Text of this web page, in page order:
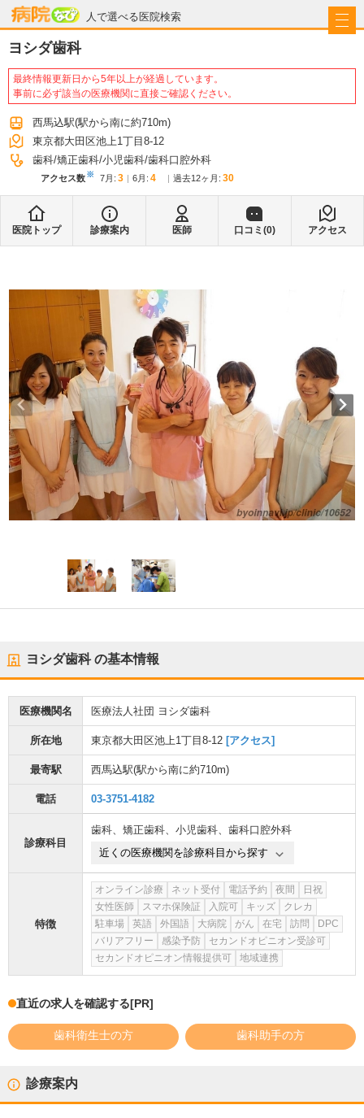
人で選べる医院検索
病院なび
ヨシダ歯科
最終情報更新日から5年以上が経過しています。
事前に必ず該当の医療機関に直接ご確認ください。
西馬込駅(駅から南に約710m)
東京都大田区池上1丁目8-12
歯科 矯正歯科 小児歯科 歯科口腔外科
アクセス数※ 7月 : 3 6月 : 4 過去12ヶ月: 30
医院トップ 診療案内 医師 口コミ(0) アクセス
ヨシダ歯科の基本情報
医療機関名 医療法人社団 ヨシダ歯科
所在地 東京都大田区池上1丁目8-12 [アクセス]
最寄駅 西馬込駅(駅から南に約710m)
電話 03-3751-4182
診療科目
歯科、 矯正歯科、 小児歯科、 歯科口腔外科
近くの医療機関を診療科目から探す
特徴
オンライン診療 ネット受付 電話予約 夜間
日祝
女性医師
スマホ保険証 入院可 キッズ
クレカ
駐車場
英語 外国語 大病院 がん 在宅 訪問
DPC
バリアフリー
感染予防
セカンドオピニオン受診可
セカンドオピニオン情報提供可
地域連携
直近の求人を確認する[PR]
歯科衛生士の方 歯科助手の方
診療案内